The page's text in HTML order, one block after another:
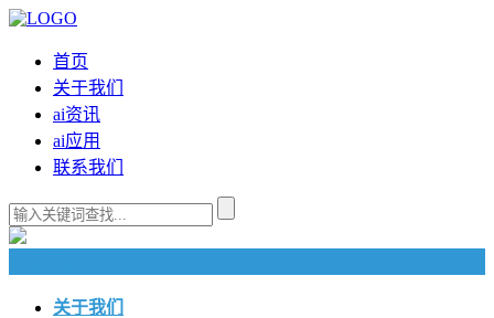
首页
关于我们
ai资讯
ai应用
联系我们
关于我们